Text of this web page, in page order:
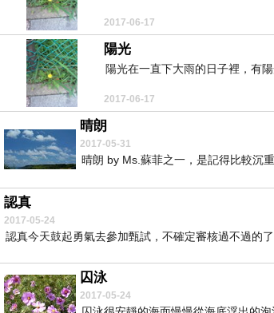
2017-06-17
陽光
陽光在一直下大雨的日子裡，有
2017-06-17
晴朗
2017-05-31
晴朗 by Ms.蘇菲之一，是記得比較沉
認真
2017-05-24
認真今天鼓起勇氣去參加甄試，不確定審核過不過的
囚泳
2017-05-24